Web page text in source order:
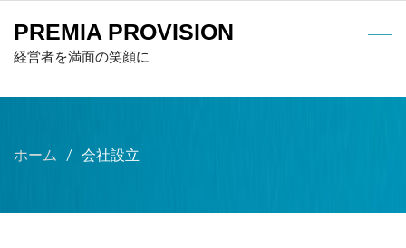
PREMIA PROVISION
経営者を満面の笑顔に
ホーム 会社設立